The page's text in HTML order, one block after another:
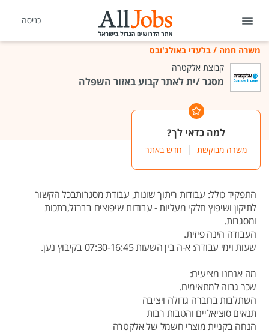
כניסה
משרה חמה / בלעדי באולג'ובס
קבוצת אלקטרה
מסגר /ית לאתר קבוע באזור השפלה
למה כדאי לך?
משרה מבוקשת חדש באתר
התפקיד כולל: עבודות ריתוך שונות, עבודת מסגרותבכל הקשור
לתיקון ושיפוץ חלקי מעליות - עבודות שיפוצים בברזל,רתכות
ומסגרות.
העבודה הינה פיזית.
שעות וימי עבודה: א-ה בין השעות 07:30-16:45 בקיבוץ נען.
מה אנחנו מציעים:
שכר גבוה למתאימים.
השתלבות בחברה גדולה ויציבה
תנאים סוציאליים והטבות רבות
הנחה בקניית מוצרי חשמל של אלקטרה